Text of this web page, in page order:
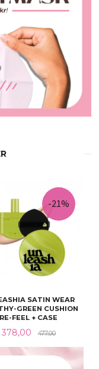
SATIN WEAR
GREEN CUSHION
RE-FEEL + CASE
Tilbud
378,00 477,00Rabatt@
-21%